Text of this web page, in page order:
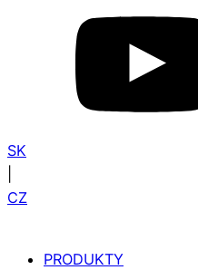
SK
CZ
PRODUKTY